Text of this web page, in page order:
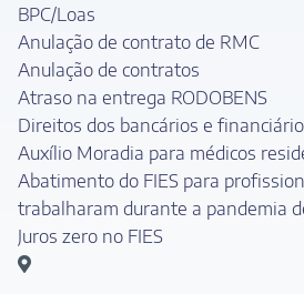
BPC/Loas
Anulação de contrato de RMC
Anulação de contratos
Atraso na entrega RODOBENS
Direitos dos bancários e
Auxílio Moradia para médicos
Abatimento do FIES para
trabalharam durante a pandemia
Juros zero no FIES